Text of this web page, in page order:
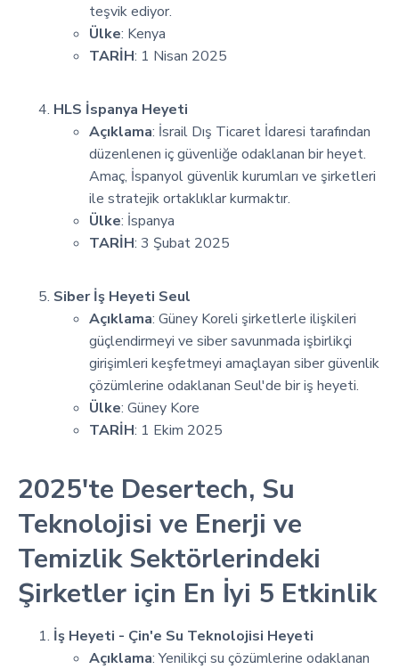
teşvik ediyor.
Ülke: Kenya
TARİH: 1 Nisan 2025
HLS İspanya Heyeti
Açıklama: İsrail Dış Ticaret İdaresi tarafından
düzenlenen iç güvenliğe odaklanan bir heyet.
Amaç, İspanyol güvenlik kurumları ve şirketleri
ile stratejik ortaklıklar kurmaktır.
Ülke: İspanya
TARİH: 3 Şubat 2025
Siber İş Heyeti Seul
Açıklama: Güney Koreli şirketlerle ilişkileri
güçlendirmeyi ve siber savunmada işbirlikçi
girişimleri keşfetmeyi amaçlayan siber güvenlik
çözümlerine odaklanan Seul'de bir iş heyeti.
Ülke: Güney Kore
TARİH: 1 Ekim 2025
2025'te Desertech, Su
Teknolojisi ve Enerji ve
Temizlik Sektörlerindeki
Şirketler için En İyi 5 Etkinlik
İş Heyeti - Çin'e Su Teknolojisi Heyeti
Açıklama: Yenilikçi su çözümlerine odaklanan